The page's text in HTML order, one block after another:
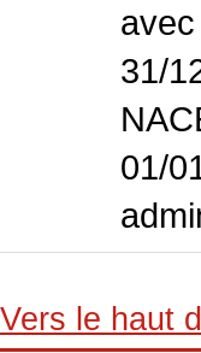
31/
01/
Vers le haut